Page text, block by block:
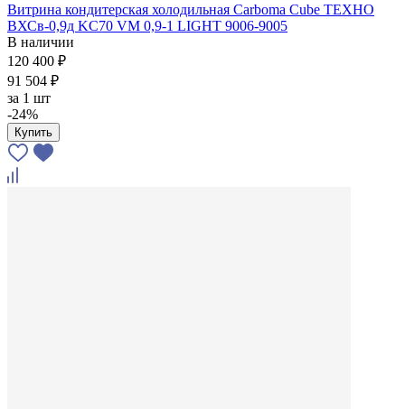
Витрина кондитерская холодильная Carboma Cube ТЕХНО
ВХСв-0,9д KC70 VM 0,9-1 LIGHT 9006-9005
В наличии
120 400 ₽
91 504 ₽
за 1 шт
-24%
Купить